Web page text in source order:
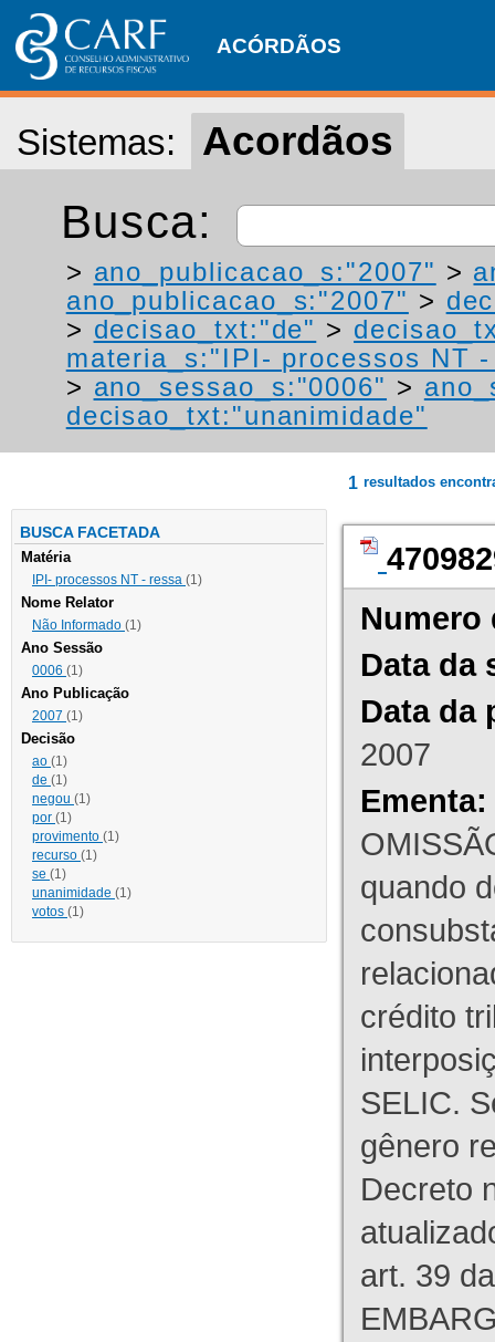
ACÓRDÃOS
Sistemas: Acordãos
Busca:
> ano_publicacao_s:"2007" >
ano_publicacao_s:"2007" >
> decisao_txt:"de" >
materia_s:"IPI- processos NT
> ano_sessao_s:"0006" >
decisao_txt:"unanimidade"
BUSCA FACETADA
Matéria
IPI- processos NT - ressa (1)
Nome Relator
Não Informado (1)
Ano Sessão
0006 (1)
Ano Publicação
2007 (1)
Decisão
ao (1)
de (1)
negou (1)
por (1)
provimento (1)
recurso (1)
se (1)
unanimidade (1)
votos (1)
1 resultados
Numero
Data da
Data da
2007
Ementa:
quando
crédito
SELIC.
gênero
Decreto
art. 39